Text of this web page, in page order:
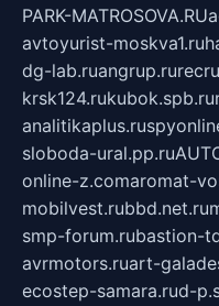
PARK-MATROSOVA.RU
avtoyurist-moskva1.ru
dg-lab.ruangrup.ru
krsk124.rukubok.spb.ru
analitikaplus.ru
sloboda-ural.pp.ru
online-z.comaromat-
mobilvest.rubbd.net.ru
smp-forum.rubastion-
avrmotors.ruart-
ecostep-samara.rud-